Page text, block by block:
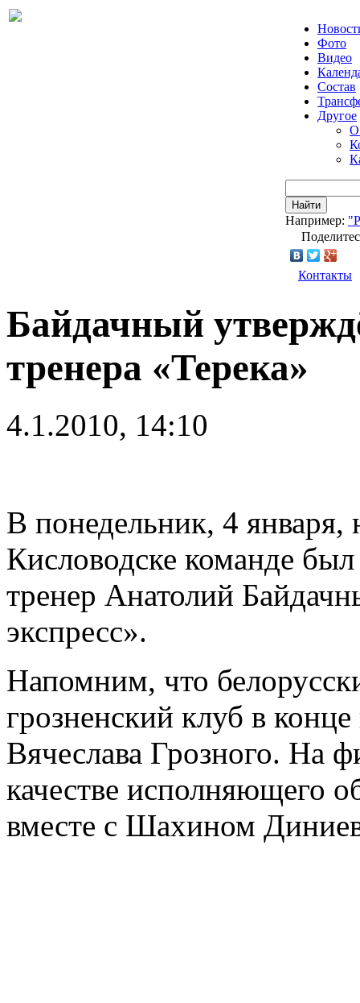
Фото
Видео
Состав
Другое
О
Найти
Например:
Контакты
Байдачный
тренера «Терека»
4.1.2010, 14:10
В понедельник, 4 января,
Кисловодске команде
тренер Анатолий
экспресс».
Напомним, что
грозненский клуб в
Вячеслава Грозного. На
качестве исполняющего
вместе с Шахином